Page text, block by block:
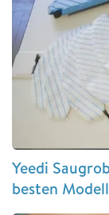
Yeedi
besten